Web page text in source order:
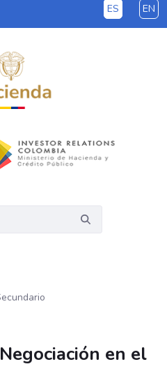
ES EN
en el